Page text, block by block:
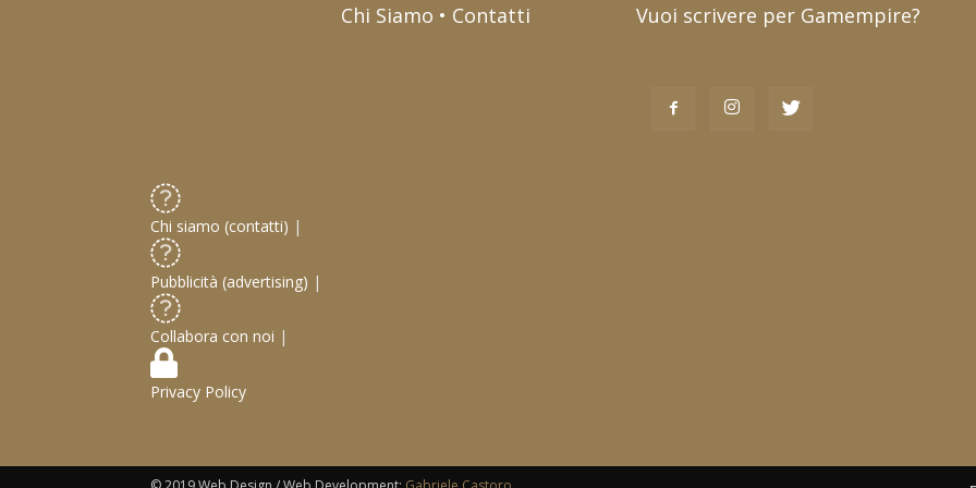
Chi Siamo • Contatti Vuoi scrivere per Gamempire?
Chi siamo (contatti) |
Pubblicità (advertising) |
Collabora con noi |
Privacy Policy